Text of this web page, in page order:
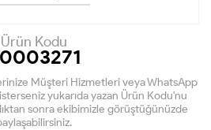
Ürün Kodu
Müşteri Hizmetleri veya WhatsApp
yukarıda yazan Ürün Kodu'nu
sonra ekibimizle görüştüğünüzde